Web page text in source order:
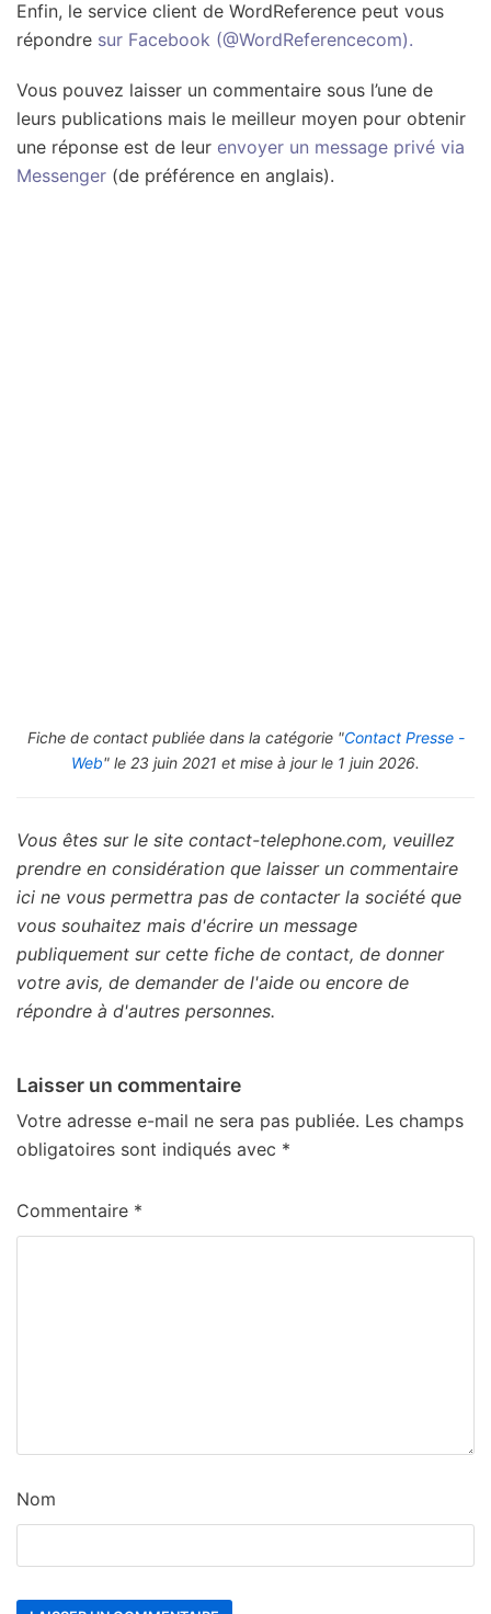
Enfin, le service client de WordReference peut vous
répondre sur Facebook (@WordReferencecom).
Vous pouvez laisser un commentaire sous l’une de
leurs publications mais le meilleur moyen pour obtenir
une réponse est de leur envoyer un message privé via
Messenger (de préférence en anglais).
Fiche de contact publiée dans la catégorie "Contact Presse -
Web" le 23 juin 2021 et mise à jour le 1 juin 2026.
Vous êtes sur le site contact-telephone.com, veuillez
prendre en considération que laisser un commentaire
ici ne vous permettra pas de contacter la société que
vous souhaitez mais d'écrire un message
publiquement sur cette fiche de contact, de donner
votre avis, de demander de l'aide ou encore de
répondre à d'autres personnes.
Laisser un commentaire
Votre adresse e-mail ne sera pas publiée. Les champs
obligatoires sont indiqués avec *
Commentaire *
Nom